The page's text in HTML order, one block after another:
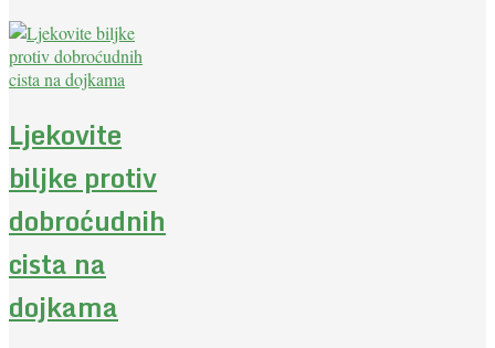
Ljekovite
biljke protiv
dobroćudnih
cista na
dojkama